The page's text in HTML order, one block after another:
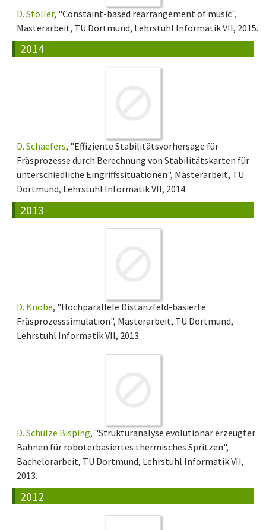
D. Stoller, "Constaint-based rearrangement of music",
Masterarbeit, TU Dortmund, Lehrstuhl Informatik VII, 2015.
2014
D. Schaefers, "Effiziente Stabilitätsvorhersage für
Fräsprozesse durch Berechnung von Stabilitätskarten für
unterschiedliche Eingriffssituationen", Masterarbeit, TU
Dortmund, Lehrstuhl Informatik VII, 2014.
2013
D. Knobe, "Hochparallele Distanzfeld-basierte
Fräsprozesssimulation", Masterarbeit, TU Dortmund,
Lehrstuhl Informatik VII, 2013.
D. Schulze Bisping, "Strukturanalyse evolutionär erzeugter
Bahnen für roboterbasiertes thermisches Spritzen",
Bachelorarbeit, TU Dortmund, Lehrstuhl Informatik VII,
2013.
2012